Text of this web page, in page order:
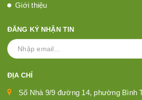
Giới thiệu
ĐĂNG KÝ NHẬN TIN
ĐỊA CHỈ
Số Nhà 9/9 đường 14, phường Bình